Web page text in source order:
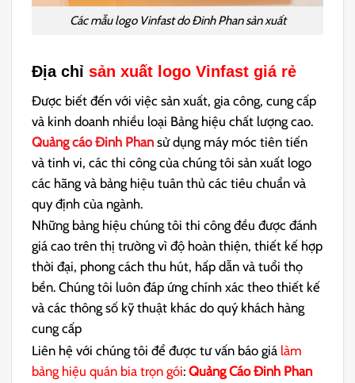
Các mẫu logo Vinfast do Đinh Phan sản xuất
Địa chỉsản xuất logo Vinfast giá rẻ
Được biết đến với việc sản xuất, gia công, cung cấp
và kinh doanh nhiều loại Bảng hiệu chất lượng cao.
Quảng cáo Đinh Phansử dụng máy móc tiên tiến
và tinh vi, các thi công của chúng tôi sản xuất logo
các hãng và bảng hiệu tuân thủ các tiêu chuẩn và
quy định của ngành.
Những bảng hiệu chúng tôi thi công đều được đánh
giá cao trên thị trường vì độ hoàn thiện, thiết kế hợp
thời đại, phong cách thu hút, hấp dẫn và tuổi thọ
bền. Chúng tôi luôn đáp ứng chính xác theo thiết kế
và các thông số kỹ thuật khác do quý khách hàng
cung cấp
Liên hệ với chúng tôi để được tư vấn báo giá làm
bảng hiệu quán bia trọn gói: Quảng Cáo Đinh Phan